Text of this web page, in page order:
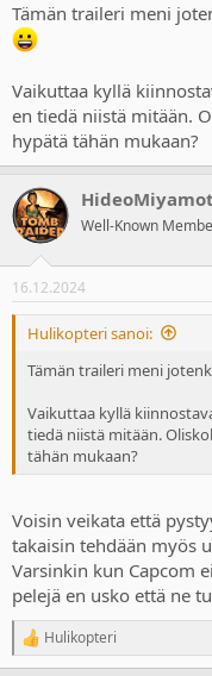
Tämän traileri meni
Vaikuttaa kyllä
en tiedä niistä mitään.
hypätä tähän mukaan?
Well-Known
16.12.2024
Hulikopteri sanoi:
Tämän traileri meni
Vaikuttaa kyllä
tiedä niistä mitään.
tähän mukaan?
Voisin veikata että
takaisin tehdään myös
Varsinkin kun Capcom
pelejä en usko että ne
R
e
Hulikopteri